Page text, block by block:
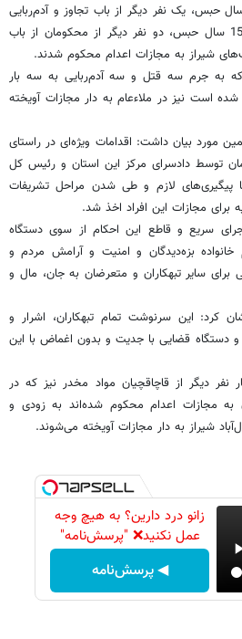
اعدام در ملاءعام و 15 سال حبس، یک نفر دیگر از باب تجاوز و آدم‌ربایی
به مجازات اعدام در ملاءعام و 15 سال حبس، دو نفر دیگر از محکومان از باب
شیراز به مجازات اعدام محکوم شدند.
به جرم سه قتل و سه آدم‌ربایی به سه بار
شده است نیز در ملاءعام به دار مجازات آویخته
مورد بیان داشت: اقدامات ویژه‌ای در راستای
توسط دادسرای مرکز این استان و رئیس کل
پیگیری‌های لازم و طی شدن مراحل تشریفات
برای مجازات این افراد اخذ شد.
سریع و قاطع این احکام از سوی دستگاه
خانواده بزه‌دیدگان و امنیت و آرامش مردم و
سایر تبهکاران و متعرضان به جان، مال و
کرد: این سرنوشت تمام تبهکاران، اشرار و
دستگاه قضایی با جدیت و بدون اغماض با این
نفر دیگر از قاچاقچیان مواد مخدر نیز که در
به مجازات اعدام محکوم شده‌اند به زودی و
شیراز به دار مجازات آویخته می‌شوند.
زانو درد دارین؟ به هیچ وجه
عمل نکنید❌ "پرسش‌نامه"
◀ پرسش‌نامه